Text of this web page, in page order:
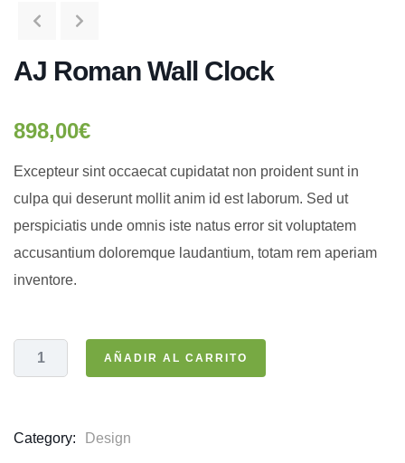
AJ Roman Wall Clock
898,00€
Excepteur sint occaecat cupidatat non proident sunt in
culpa qui deserunt mollit anim id est laborum. Sed ut
perspiciatis unde omnis iste natus error sit voluptatem
accusantium doloremque laudantium, totam rem aperiam
inventore.
AÑADIR AL CARRITO
Category: Design